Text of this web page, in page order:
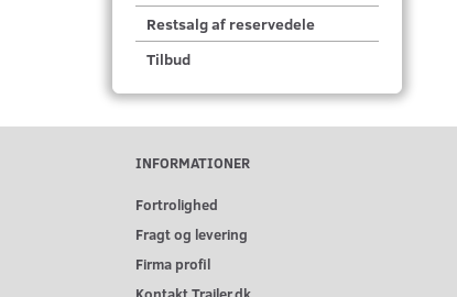
Restsalg af reservedele
Tilbud
INFORMATIONER
Fortrolighed
Fragt og levering
Firma profil